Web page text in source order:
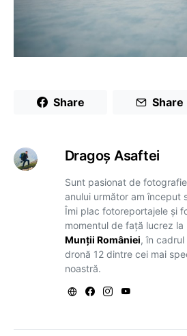
Share Share
Dragoş Asaftei
Sunt pasionat de
anului următor am început
Îmi plac fotoreportajele și
momentul de față lucrez la
Munții României, în
dronă 12 dintre cei mai
noastră.